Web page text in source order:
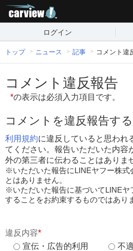
ログイン
トップ ニュース 記事 コメント違
コメント違反報告
*の表示は必須入力項目です。
コメントを違反報告す
利用規約に違反していると思われ
てください。報告いただいた内容
外の第三者に伝わることはありま
※いただいた報告にLINEヤフー株式
とはありません。
※いただいた報告に基づいてLINEヤ
することをお約束するものではあり
違反内容*
宣伝・広告的利用
不